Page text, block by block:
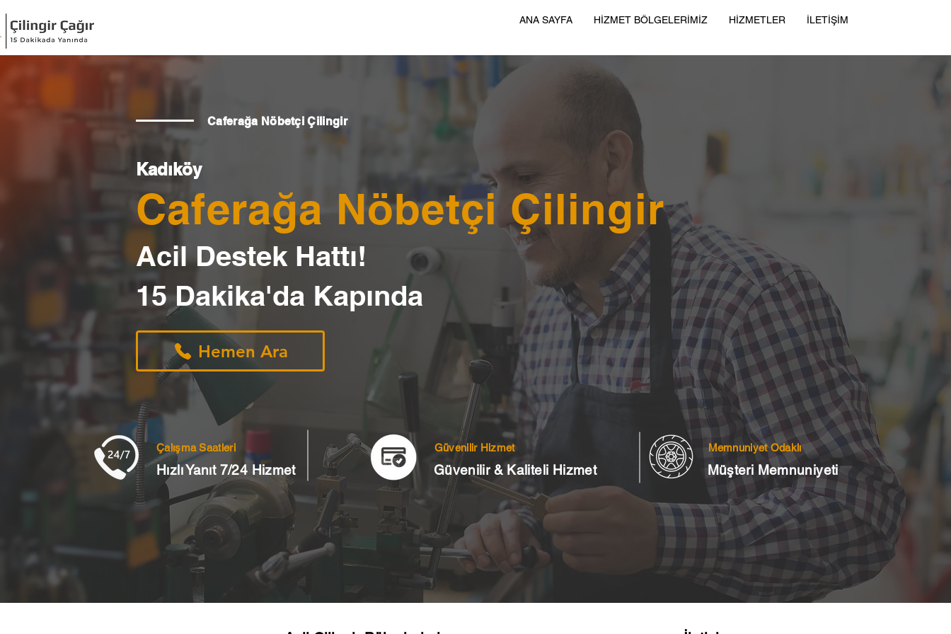
ANA SAYFA HİZMET BÖLGELERİMİZ HİZMETLER İLETİŞİM
Caferağa Nöbetçi Çilingir
Kadıköy
Caferağa Nöbetçi Çilingir
Acil Destek Hattı!
15 Dakika'da Kapında
Hemen Ara
Çalışma Saatleri
Hızlı Yanıt 7/24 Hizmet
Güvenilir Hizmet
Güvenilir & Kaliteli Hizmet
Memnuniyet Odaklı
Müşteri Memnuniyeti